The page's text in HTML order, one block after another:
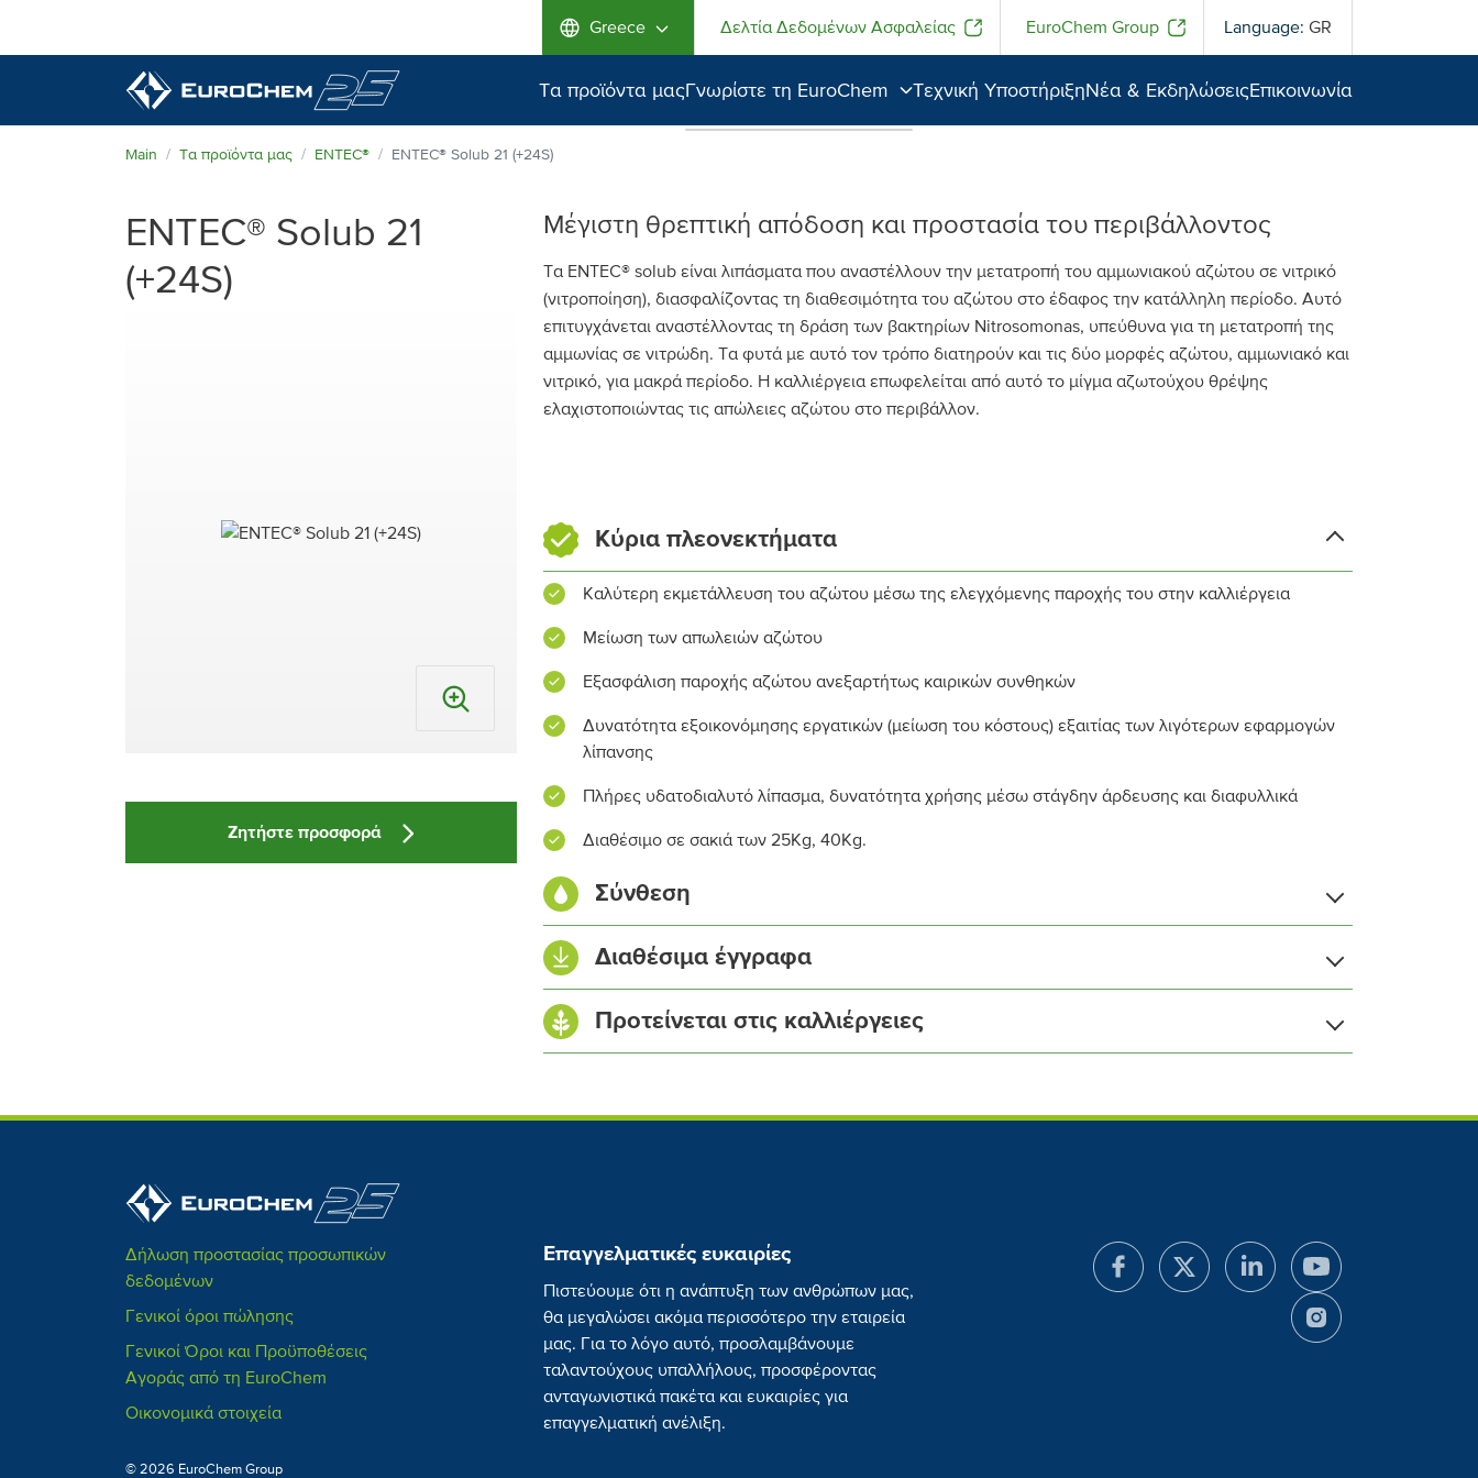
Greece Δελτία Δεδομένων Ασφαλείας EuroChem Group Language: GR
Τα προϊόντα μαςΓνωρίστε τη EuroChem
Ανώτερη ποιότητα
Περιβάλλον
Τεχνική ΥποστήριξηΝέα & ΕκδηλώσειςΕπικοινωνία
Τα προϊόντα μας
Γνωρίστε τη EuroChem
Γνωρίστε τη EuroChem
Ανώτερη ποιότητα
Τεχνική Υποστήριξη
Main Τα προϊόντα μας ENTEC® ENTEC® Solub 21 (+24S)
ENTEC® Solub 21
(+24S)
Ζητήστε προσφορά
Μέγιστη θρεπτική απόδοση και προστασία του περιβάλλοντος
Τα ENTEC® solub είναι λιπάσματα που αναστέλλουν την μετατροπή του αμμωνιακού αζώτου σε νιτρικό
(νιτροποίηση), διασφαλίζοντας τη διαθεσιμότητα του αζώτου στο έδαφος την κατάλληλη περίοδο. Αυτό
επιτυγχάνεται αναστέλλοντας τη δράση των βακτηρίων Nitrosomonas, υπεύθυνα για τη μετατροπή της
αμμωνίας σε νιτρώδη. Τα φυτά με αυτό τον τρόπο διατηρούν και τις δύο μορφές αζώτου, αμμωνιακό και
νιτρικό, για μακρά περίοδο. Η καλλιέργεια επωφελείται από αυτό το μίγμα αζωτούχου θρέψης
ελαχιστοποιώντας τις απώλειες αζώτου στο περιβάλλον.
Κύρια πλεονεκτήματα
Καλύτερη εκμετάλλευση του αζώτου μέσω της ελεγχόμενης παροχής του στην καλλιέργεια
Μείωση των απωλειών αζώτου
Εξασφάλιση παροχής αζώτου ανεξαρτήτως καιρικών συνθηκών
Δυνατότητα εξοικονόμησης εργατικών (μείωση του κόστους) εξαιτίας των λιγότερων εφαρμογών
λίπανσης
Πλήρες υδατοδιαλυτό λίπασμα, δυνατότητα χρήσης μέσω στάγδην άρδευσης και διαφυλλικά
Διαθέσιμο σε σακιά των 25Kg, 40Kg.
Σύνθεση
Ολικό άζωτο (N)
Αμμωνιακό (NH₄-N)
Ολικό θείο (S) 24,0 %
Τριοξείδιο του θείου (SO₃) 60,0 %
Διαθέσιμα έγγραφα
Δελτίο Δεδομένων Ασφαλείας
Βεβαίωση Eco-Schemes
Προτείνεται στις καλλιέργειες
Ελιά Πορτοκάλι Ροδάκινο
Δήλωση προστασίας προσωπικών
δεδομένων
Γενικοί όροι πώλησης
Γενικοί Όροι και Προϋποθέσεις
Αγοράς από τη EuroChem
Οικονομικά στοιχεία
© 2026 EuroChem Group
Επαγγελματικές ευκαιρίες
Πιστεύουμε ότι η ανάπτυξη των ανθρώπων μας,
θα μεγαλώσει ακόμα περισσότερο την εταιρεία
μας. Για το λόγο αυτό, προσλαμβάνουμε
ταλαντούχους υπαλλήλους, προσφέροντας
ανταγωνιστικά πακέτα και ευκαιρίες για
επαγγελματική ανέλιξη.